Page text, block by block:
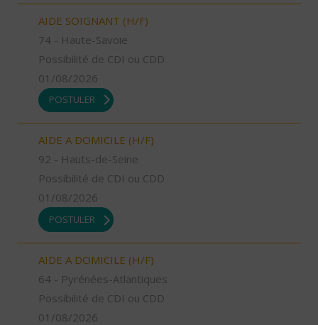
AIDE SOIGNANT (H/F)
74 - Haute-Savoie
Possibilité de CDI ou CDD
01/08/2026
POSTULER
AIDE A DOMICILE (H/F)
92 - Hauts-de-Seine
Possibilité de CDI ou CDD
01/08/2026
POSTULER
AIDE A DOMICILE (H/F)
64 - Pyrénées-Atlantiques
Possibilité de CDI ou CDD
01/08/2026